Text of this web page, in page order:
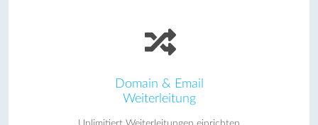
Domain & Email
Weiterleitung